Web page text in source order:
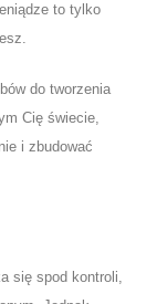
to tylko
do tworzenia
Cię świecie,
i zbudować
się spod kontroli,